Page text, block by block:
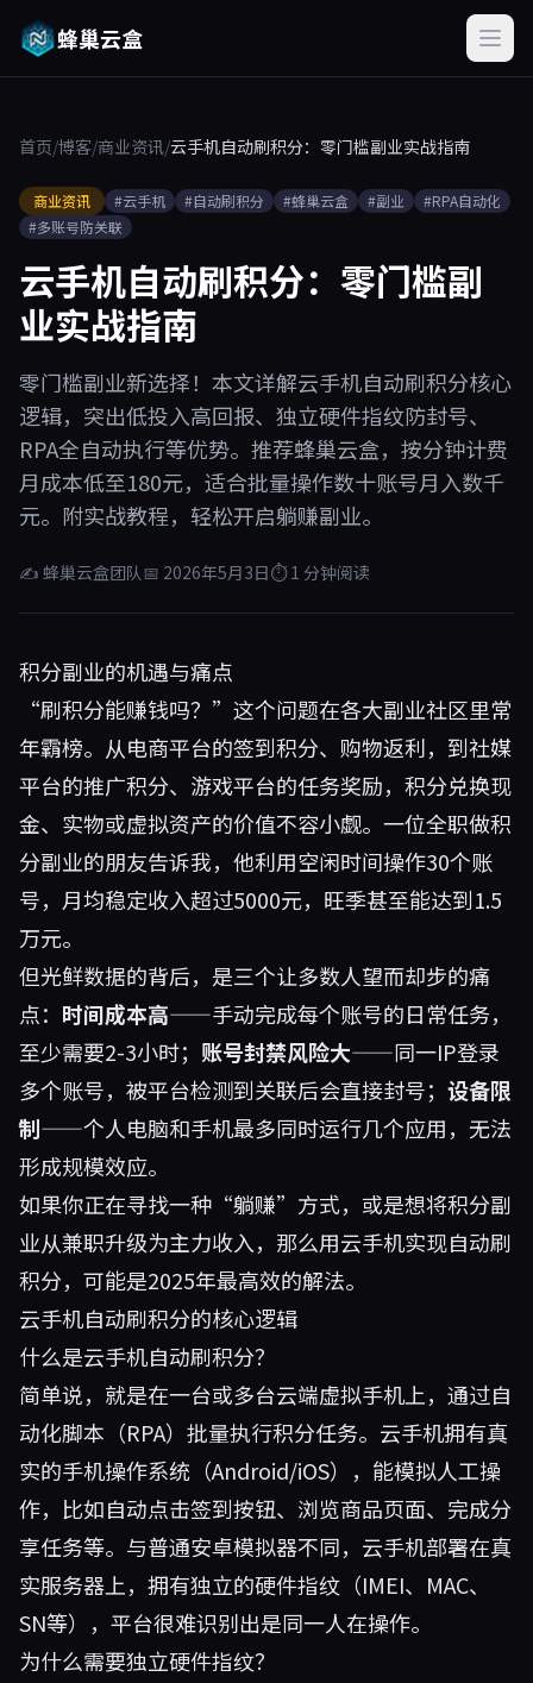
蜂巢云盒
首页/博客/商业资讯/云手机自动刷积分：零门槛副业实战指南
商业资讯 #云手机 #自动刷积分 #蜂巢云盒 #副业
#RPA自动化
#多账号防关联
云手机自动刷积分：零门槛副
业实战指南
零门槛副业新选择！本文详解云手机自动刷积分核心
逻辑，突出低投入高回报、独立硬件指纹防封号、
RPA全自动执行等优势。推荐蜂巢云盒，按分钟计费
月成本低至180元，适合批量操作数十账号月入数千
元。附实战教程，轻松开启躺赚副业。
✍ 蜂巢云盒团队📅 2026年5月3日⏱ 1 分钟阅读
积分副业的机遇与痛点
“刷积分能赚钱吗？”这个问题在各大副业社区里常
年霸榜。从电商平台的签到积分、购物返利，到社媒
平台的推广积分、游戏平台的任务奖励，积分兑换现
金、实物或虚拟资产的价值不容小觑。一位全职做积
分副业的朋友告诉我，他利用空闲时间操作30个账
号，月均稳定收入超过5000元，旺季甚至能达到1.5
万元。
但光鲜数据的背后，是三个让多数人望而却步的痛
点： 时间成本高——手动完成每个账号的日常任务，
至少需要2-3小时； 账号封禁风险大——同一IP登录
多个账号，被平台检测到关联后会直接封号； 设备限
制——个人电脑和手机最多同时运行几个应用，无法
形成规模效应。
如果你正在寻找一种“躺赚”方式，或是想将积分副
业从兼职升级为主力收入，那么用云手机实现自动刷
积分，可能是2025年最高效的解法。
云手机自动刷积分的核心逻辑
什么是云手机自动刷积分？
简单说，就是在一台或多台云端虚拟手机上，通过自
动化脚本（RPA）批量执行积分任务。云手机拥有真
实的手机操作系统（Android/iOS），能模拟人工操
作，比如自动点击签到按钮、浏览商品页面、完成分
享任务等。与普通安卓模拟器不同，云手机部署在真
实服务器上，拥有独立的硬件指纹（IMEI、MAC、
SN等），平台很难识别出是同一人在操作。
为什么需要独立硬件指纹？